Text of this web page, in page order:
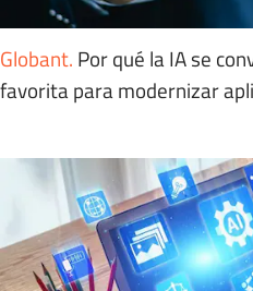
Globant. Por qué la IA se
favorita para modernizar